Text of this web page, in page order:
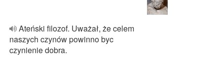
Ateński filozof. Uważał, że celem
naszych czynów powinno byc
czynienie dobra.